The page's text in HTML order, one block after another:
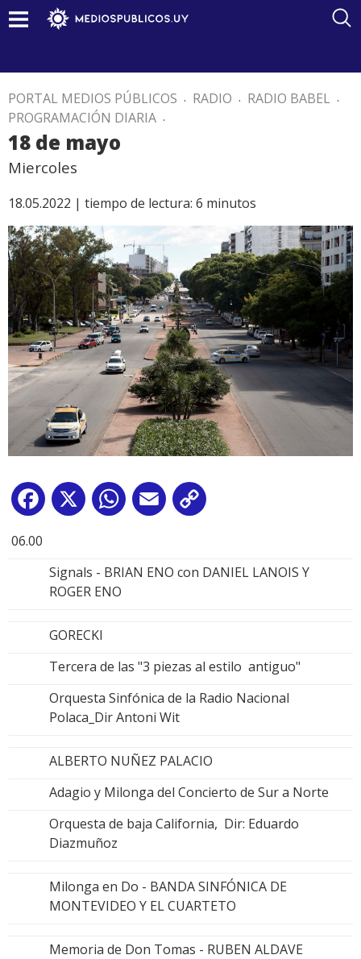
PORTAL MEDIOS PÚBLICOS . RADIO . RADIO BABEL .
PROGRAMACIÓN DIARIA .
18 de mayo
Miercoles
18.05.2022 | tiempo de lectura: 6 minutos
Facebook
X WhatsApp
Email
06.00
Signals - BRIAN ENO con DANIEL LANOIS Y
ROGER ENO
GORECKI
Tercera de las "3 piezas al estilo antiguo"
Orquesta Sinfónica de la Radio Nacional
Polaca_Dir Antoni Wit
ALBERTO NUÑEZ PALACIO
Adagio y Milonga del Concierto de Sur a Norte
Orquesta de baja California, Dir: Eduardo
Diazmuñoz
Milonga en Do - BANDA SINFÓNICA DE
MONTEVIDEO Y EL CUARTETO
Memoria de Don Tomas - RUBEN ALDAVE